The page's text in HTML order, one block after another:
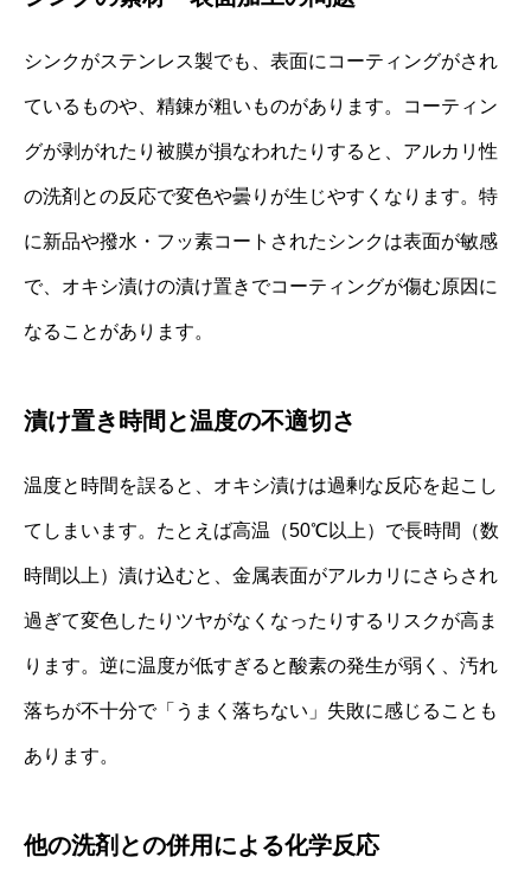
シンクがステンレス製でも、表面にコーティングがされ
ているものや、精錬が粗いものがあります。コーティン
グが剥がれたり被膜が損なわれたりすると、アルカリ性
の洗剤との反応で変色や曇りが生じやすくなります。特
に新品や撥水・フッ素コートされたシンクは表面が敏感
で、オキシ漬けの漬け置きでコーティングが傷む原因に
なることがあります。
漬け置き時間と温度の不適切さ
温度と時間を誤ると、オキシ漬けは過剰な反応を起こし
てしまいます。たとえば高温（50℃以上）で長時間（数
時間以上）漬け込むと、金属表面がアルカリにさらされ
過ぎて変色したりツヤがなくなったりするリスクが高ま
ります。逆に温度が低すぎると酸素の発生が弱く、汚れ
落ちが不十分で「うまく落ちない」失敗に感じることも
あります。
他の洗剤との併用による化学反応